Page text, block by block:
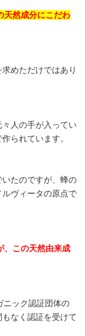
天然成分にこだわ
めただけではあり
人の手が入ってい
られています。
たのですが、蜂の
ヴィータの原点で
、この天然由来成
ニック認証団体の
なく認証を受けて